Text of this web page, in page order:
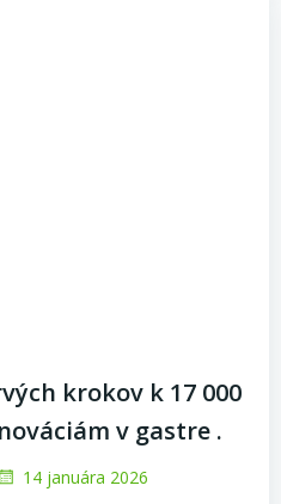
krokov k 17 000
v gastre .
14 januára 2026